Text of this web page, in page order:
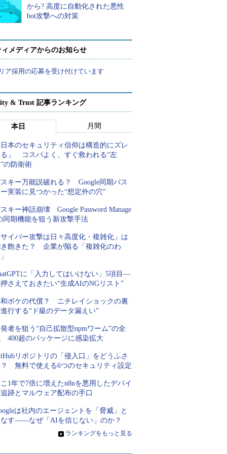
から? 高度に自動化された悪性
bot攻撃への対策
メディアからのお知らせ
ア採用の応募を受け付けています
& Trust 記事ランキング
本日 月間
本のセキュリティ信仰は構造的にズレ
」 コスパよく、すぐ救われる“左
の防衛術
キー万能説破れる？ Google同期パス
実装に見つかった“想定外の穴”
キー神話崩壊 Google Password Manage
同期機能を狙う新攻撃手法
イバー攻撃は日々高度化・複雑化」は
飽きた？ 企業が陥る「複雑化のわ
に「入力してはいけない」5項目―
さえておきたい“生成AIのNGリスト”
ボケの代償？ ニチレイショックの裏
行する“ド級のデータ漏えい”
者を狙う“自己拡散型npmワーム”の全
400超のパッケージに感染拡大
リポジトリの「侵入口」をどうふさ
無料で使える6つのセキュリティ設定
1年で7倍に増えたn8nを悪用したデバイ
跡とマルウェア配布の手口
は社内のエージェントを「脅威」と
す――なぜ「AIを信じない」のか？
» ランキングをもっと見る